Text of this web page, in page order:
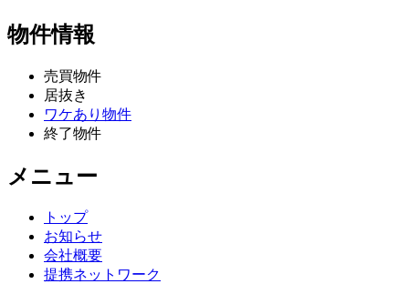
物件情報
売買物件
居抜き
ワケあり物件
終了物件
メニュー
トップ
お知らせ
会社概要
提携ネットワーク